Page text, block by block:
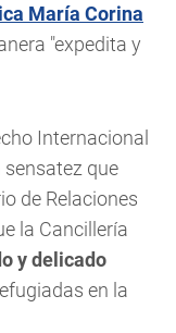
María Corina
"expedita y
Internacional
que
de Relaciones
la Cancillería
y delicado
en la